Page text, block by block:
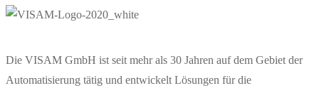
Die VISAM GmbH ist seit mehr als 30 Jahren auf dem Gebiet der
Automatisierung tätig und entwickelt Lösungen für die